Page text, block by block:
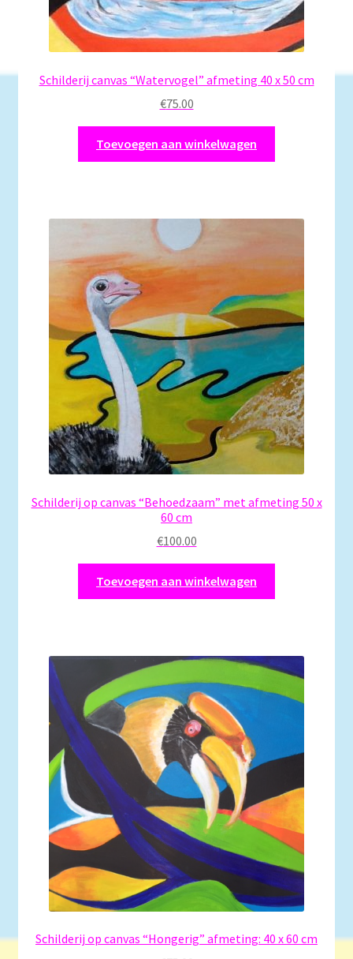
Schilderij canvas “Watervogel” afmeting 40 x 50 cm
€75.00
Toevoegen aan winkelwagen
Schilderij op canvas “Behoedzaam” met afmeting 50 x
60 cm
€100.00
Toevoegen aan winkelwagen
Schilderij op canvas “Hongerig” afmeting: 40 x 60 cm